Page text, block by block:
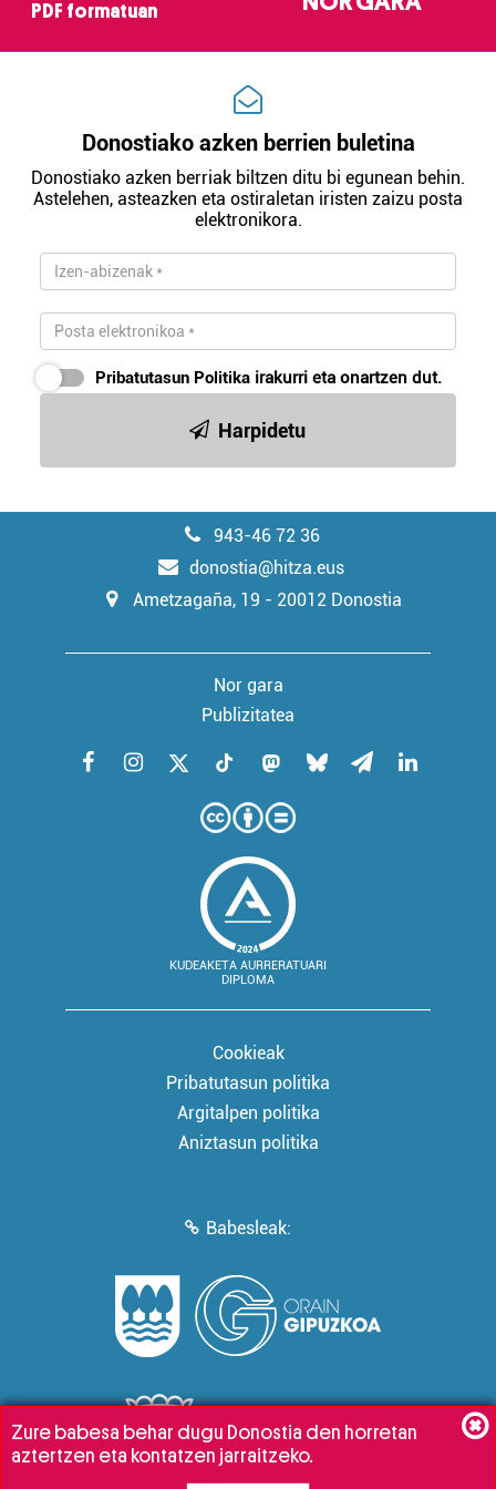
PDF formatuan
Donostiako azken berrien buletina
Donostiako azken berriak biltzen ditu bi egunean behin.
Astelehen, asteazken eta ostiraletan iristen zaizu posta
elektronikora.
Pribatutasun Politika irakurri eta onartzen dut.
Harpidetu
943-46 72 36
donostia@hitza.eus
Ametzagaña, 19 - 20012 Donostia
Nor gara
Publizitatea
KUDEAKETA AURRERATUARI
DIPLOMA
Cookieak
Pribatutasun politika
Argitalpen politika
Aniztasun politika
Babesleak:
Zure babesa behar dugu Donostia den horretan
aztertzen eta kontatzen jarraitzeko.